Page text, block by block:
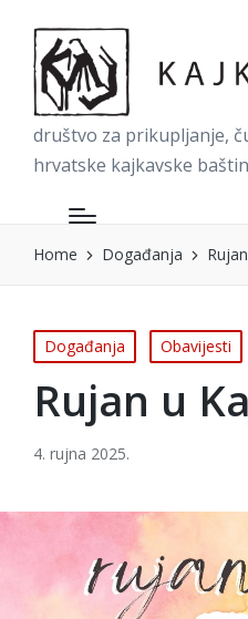
društvo za prikupljanje,
hrvatske kajkavske
Home Događanja
Posted
in
Događanja Obavijesti
Rujan u
4. rujna 2025.